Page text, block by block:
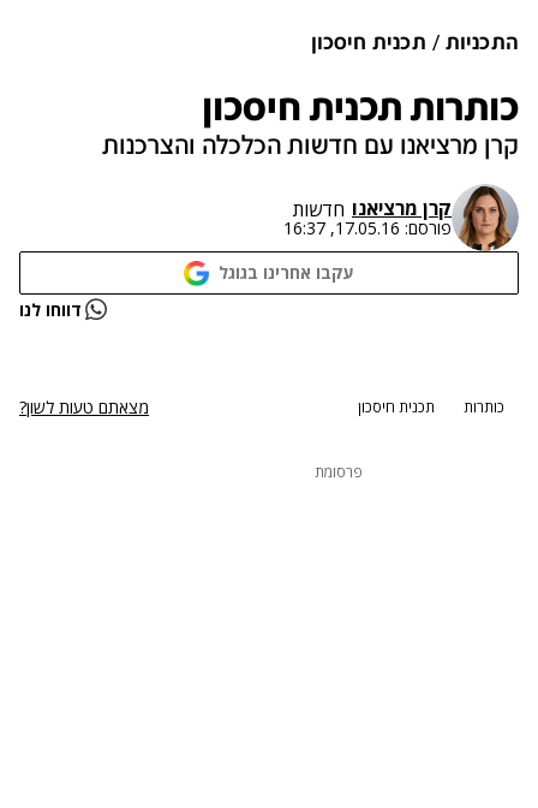
התכניות תכנית חיסכון
כותרות תכנית חיסכון
קרן מרציאנו עם חדשות הכלכלה והצרכנות
קרן מרציאנו חדשות
פורסם: 17.05.16, 16:37
עקבו אחרינו בגוגל
נתקלנו בבעיה דווחו לנו
כותרות תכנית חיסכון מצאתם טעות לשון?
פרסומת